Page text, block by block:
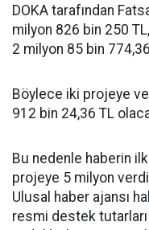
DOKA tarafından
milyon 826 bin 250
2 milyon 85 bin
Böylece iki projeye
912 bin 24,36 TL
Bu nedenle haberin ilk
projeye 5 milyon
Ulusal haber ajansı
resmi destek tutarları